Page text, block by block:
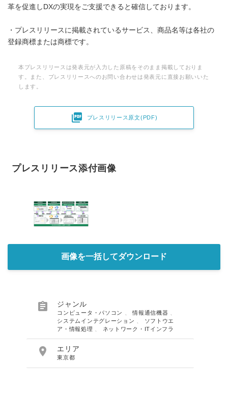
革を促進しDXの実現をご支援できると確信しております。
・プレスリリースに掲載されているサービス、商品名等は各社の
登録商標または商標です。
本プレスリリースは発表元が入力した原稿をそのまま掲載しておりま
す。また、プレスリリースへのお問い合わせは発表元に直接お願いいた
します。
 プレスリリース原文(PDF)
プレスリリース添付画像
画像を一括してダウンロード
 ジャンル
コンピュータ・パソコン 、情報通信機器
システムインテグレーション
ソフトウエ
ア・情報処理
ネットワーク・ITインフラ
 エリア
東京都